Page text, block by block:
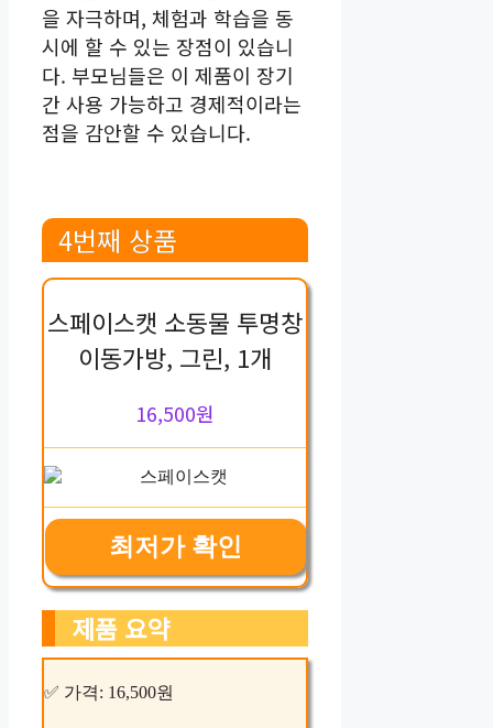
을 자극하며, 체험과 학습을 동
시에 할 수 있는 장점이 있습니
다. 부모님들은 이 제품이 장기
간 사용 가능하고 경제적이라는
점을 감안할 수 있습니다.
4번째 상품
스페이스캣 소동물 투명창
이동가방, 그린, 1개
16,500원
최저가 확인
제품 요약
✅ 가격: 16,500원